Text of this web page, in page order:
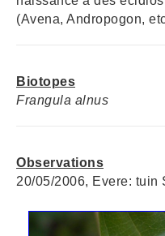
(Avena, Andropogon,
Biotopes
Frangula alnus
Observations
20/05/2006, Evere: tuin